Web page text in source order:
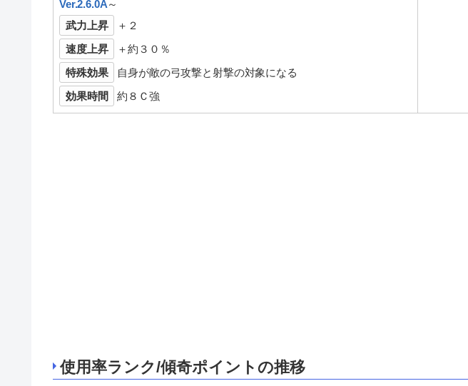
Ver.2.6.0A～
武力上昇
＋２
速度上昇
＋約３０％
特殊効果
自身が敵の弓攻撃と射撃の対象になる
効果時間
約８Ｃ強
使用率ランク/傾奇ポイントの推移